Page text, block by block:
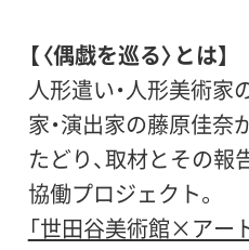
【〈偶戯を巡る〉とは】
人形遣い・人形美術
家・演出家の藤原佳奈
たどり、取材とその報
協働プロジェクト。
「世田谷美術館×アー